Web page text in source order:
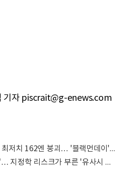
기자 piscrait@g-enews.com
엔·달러 환율, 40년 만의 최저치 162엔 붕괴… '블랙먼데이' 공포 속 투기 '시한폭탄' 째깍
"안전 자산 엔화는 옛말"… 지정학 리스크가 부른 '유사시 매도' 구조 고착화